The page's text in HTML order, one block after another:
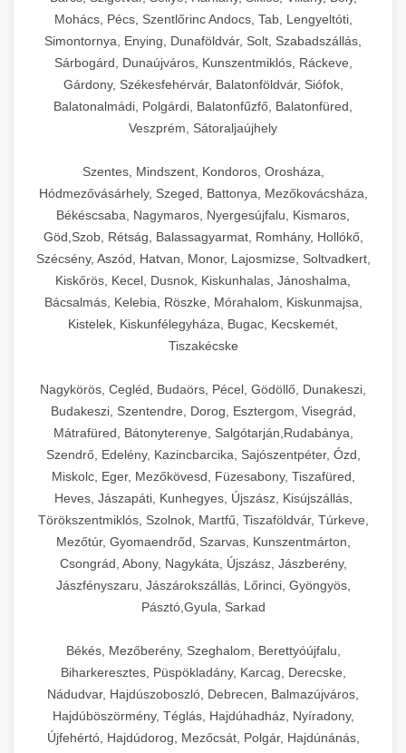
Mohács, Pécs, Szentlőrinc Andocs, Tab, Lengyeltóti,
Simontornya, Enying, Dunaföldvár, Solt, Szabadszállás,
Sárbogárd, Dunaújváros, Kunszentmiklós, Ráckeve,
Gárdony, Székesfehérvár, Balatonföldvár, Siófok,
Balatonalmádi, Polgárdi, Balatonfűzfő, Balatonfüred,
Veszprém, Sátoraljaújhely
Szentes, Mindszent, Kondoros, Orosháza,
Hódmezővásárhely, Szeged, Battonya, Mezőkovácsháza,
Békéscsaba, Nagymaros, Nyergesújfalu, Kismaros,
Göd,Szob, Rétság, Balassagyarmat, Romhány, Hollókő,
Szécsény, Aszód, Hatvan, Monor, Lajosmizse, Soltvadkert,
Kiskőrös, Kecel, Dusnok, Kiskunhalas, Jánoshalma,
Bácsalmás, Kelebia, Röszke, Mórahalom, Kiskunmajsa,
Kistelek, Kiskunfélegyháza, Bugac, Kecskemét,
Tiszakécske
Nagykörös, Cegléd, Budaörs, Pécel, Gödöllő, Dunakeszi,
Budakeszi, Szentendre, Dorog, Esztergom, Visegrád,
Mátrafüred, Bátonyterenye, Salgótarján,Rudabánya,
Szendrő, Edelény, Kazincbarcika, Sajószentpéter, Ózd,
Miskolc, Eger, Mezőkövesd, Füzesabony, Tiszafüred,
Heves, Jászapáti, Kunhegyes, Újszász, Kisújszállás,
Törökszentmiklós, Szolnok, Martfű, Tiszaföldvár, Túrkeve,
Mezőtúr, Gyomaendrőd, Szarvas, Kunszentmárton,
Csongrád, Abony, Nagykáta, Újszász, Jászberény,
Jászfényszaru, Jászárokszállás, Lőrinci, Gyöngyös,
Pásztó,Gyula, Sarkad
Békés, Mezőberény, Szeghalom, Berettyóújfalu,
Biharkeresztes, Püspökladány, Karcag, Derecske,
Nádudvar, Hajdúszoboszló, Debrecen, Balmazújváros,
Hajdúböszörmény, Téglás, Hajdúhadház, Nyíradony,
Újfehértó, Hajdúdorog, Mezőcsát, Polgár, Hajdúnánás,